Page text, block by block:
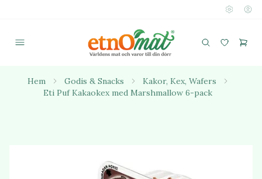
Hem Godis & Snacks
Kakor, Kex, Wafers
Eti Puf Kakaokex med Marshmallow 6-pack